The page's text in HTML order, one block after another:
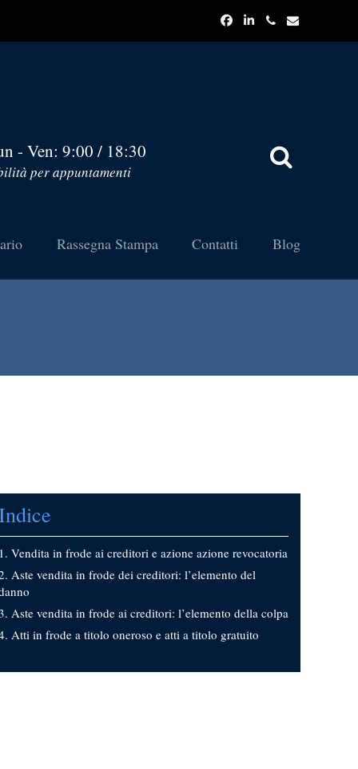
- Ven: 9:00 / 18:30
per appuntamenti
Rassegna Stampa Contatti Blog
Vendita in frode ai creditori e azione azione revocatoria
Aste vendita in frode dei creditori: l’elemento del
Aste vendita in frode ai creditori: l’elemento della colpa
Atti in frode a titolo oneroso e atti a titolo gratuito